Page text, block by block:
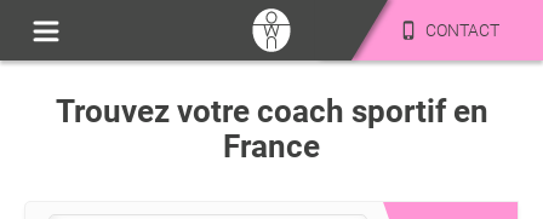
CONTACT
Trouvez votre coach sportif en
France